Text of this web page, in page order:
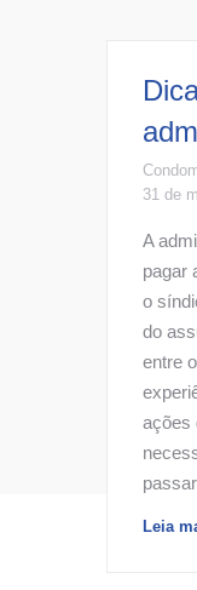
31 de
A
pagar
o
do
entre
ações
Leia